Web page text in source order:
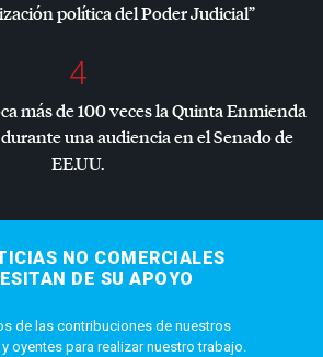
política del Poder Judicial”
4
más de 100 veces la Quinta Enmienda
una audiencia en el Senado de
EE.UU.
NO COMERCIALES
DE SU APOYO
de las contribuciones de nuestros
oyentes para realizar nuestro trabajo.